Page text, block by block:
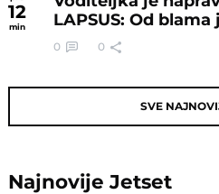
12
min
LAPSUS: Od
0 0
SVE
NajnovijeJetset